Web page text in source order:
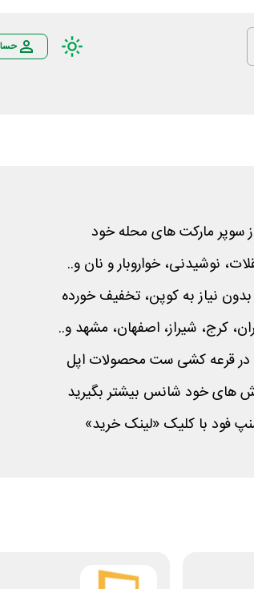
سوپر مارکت های محله خود
نیاز به کوپن، تخفیف خورده
کرج، شیراز، اصفهان، مشهد و..
در قرعه کشی ست محصولات اپل
های خود شانس بیشتر بگیرید
فود با کلیک «لینک خرید»